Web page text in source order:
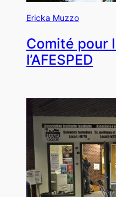
Ericka Muzzo
Comité pour
l’AFESPED